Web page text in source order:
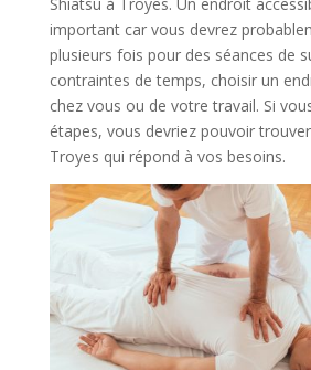
Shiatsu à Troyes. Un endroit
important car vous devrez
plusieurs fois pour des séances de
contraintes de temps, choisir un
chez vous ou de votre travail. Si
étapes, vous devriez pouvoir
Troyes qui répond à vos besoins.